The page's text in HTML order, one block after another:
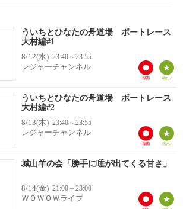
ういちとひなたの舟道場 ボートレース
大村編#1
8/12(水) 23:40～23:55
レジャーチャンネル
ういちとひなたの舟道場 ボートレース
大村編#2
8/13(木) 23:40～23:55
レジャーチャンネル
城山羊の会「勝手に唾が出てくる甘さ」
8/14(金) 21:00～23:00
ＷＯＷＯＷライブ